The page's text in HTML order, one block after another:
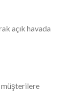
açık havada
müşterilere